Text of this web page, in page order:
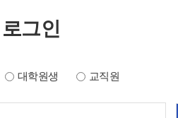
로그인
대학원생 교직원